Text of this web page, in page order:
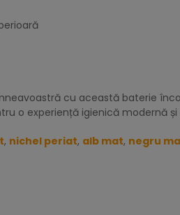
cu această baterie
o experiență igienică modernă
, nichel periat, alb mat, negru